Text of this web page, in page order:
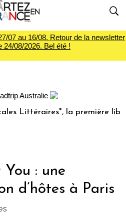
07 au 16/08. Retour de la newsletter
24/08/2026. Bel été !
la première librairie
: une
d’hôtes à Paris